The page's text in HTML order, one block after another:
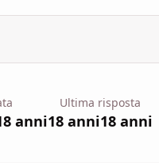
anni
Ultima risposta
18 anni18 anni